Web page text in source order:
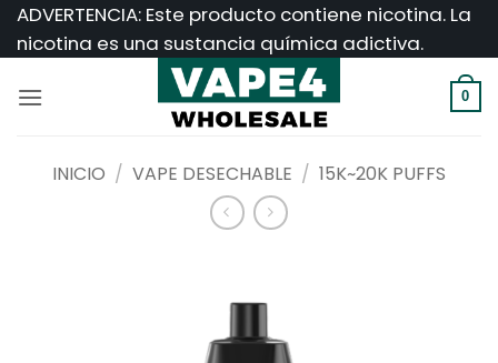
Saltar
ADVERTENCIA: Este producto contiene nicotina. La
nicotina es una sustancia química adictiva.
0
INICIO / VAPE DESECHABLE / 15K~20K PUFFS